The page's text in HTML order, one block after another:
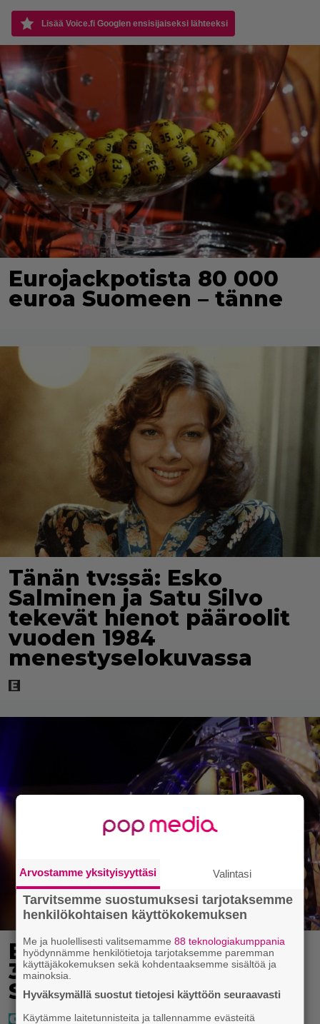
Lisää Voice.fi Googlen ensisijaiseksi lähteeksi
Eurojackpotista 80 000
euroa Suomeen – tänne
Tänän tv:ssä: Esko
Salminen ja Satu Silvo
tekevät hienot pääroolit
vuoden 1984
menestyselokuvassa
Eurojackpotissa poksahti
32,7 miljoonaa, ja tänne
Suomen isoin voitto meni
Arvostamme yksityisyyttäsi Valintasi
Tarvitsemme suostumuksesi tarjotaksemme
henkilökohtaisen käyttökokemuksen
Me ja huolellisesti valitsemamme88 teknologiakumppania
hyödynnämme henkilötietoja tarjotaksemme paremman
käyttäjäkokemuksen sekä kohdentaaksemme sisältöä ja
mainoksia.
Hyväksymällä suostut tietojesi käyttöön seuraavasti
Käytämme laitetunnisteita ja tallennamme evästeitä